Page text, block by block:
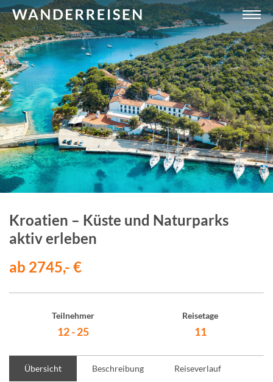
Kroatien – Küste und Naturparks
aktiv erleben
ab 2745,- €
Teilnehmer
12 - 25
Reisetage
11
Übersicht Beschreibung Reiseverlauf